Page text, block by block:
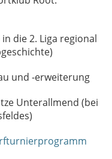
die 2. Liga regional
und -erweiterung
Unterallmend (bei